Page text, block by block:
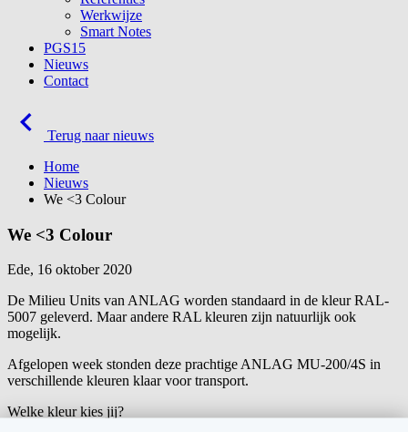
Werkwijze
Smart Notes
PGS15
Nieuws
Contact
Terug naar nieuws
Home
Nieuws
We <3 Colour
We <3 Colour
Ede, 16 oktober 2020
De Milieu Units van ANLAG worden standaard in de kleur RAL-
5007 geleverd. Maar andere RAL kleuren zijn natuurlijk ook
mogelijk.
Afgelopen week stonden deze prachtige ANLAG MU-200/4S in
verschillende kleuren klaar voor transport.
Welke kleur kies jij?